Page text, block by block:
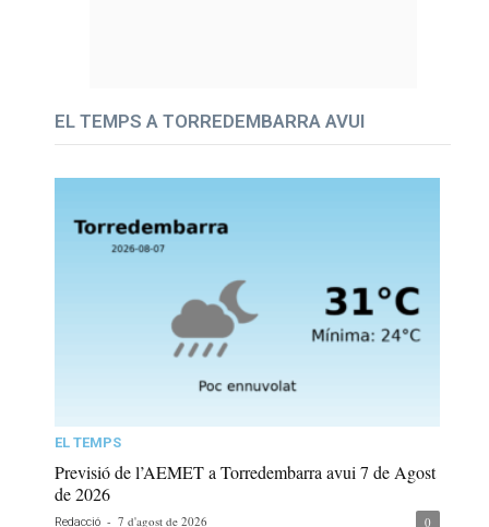
EL TEMPS A TORREDEMBARRA AVUI
EL TEMPS
Previsió de l’AEMET a Torredembarra avui 7 de Agost
de 2026
Redacció - 7 d'agost de 2026 0